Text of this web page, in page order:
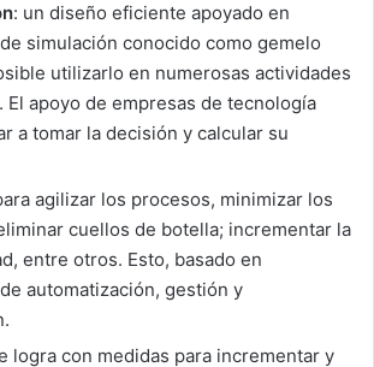
: un diseño eficiente apoyado en
simulación conocido como gemelo
utilizarlo en numerosas actividades
El apoyo de empresas de tecnología
a tomar la decisión y calcular su
agilizar los procesos, minimizar los
cuellos de botella; incrementar la
entre otros. Esto, basado en
automatización, gestión y
logra con medidas para incrementar y